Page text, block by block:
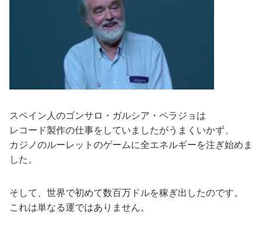
スペイン人のゴンサロ・ガルシア・ペラジョは
レコード製作の仕事をしていましたがうまくいかず、
カジノのルーレットのゲームに全エネルギーを注ぎ始めま
した。
そして、世界で初めて数百万ドルを稼ぎ出したのです。
これは単なる運ではありません。